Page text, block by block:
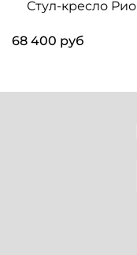
Стул-кресло Рио
68 400 руб